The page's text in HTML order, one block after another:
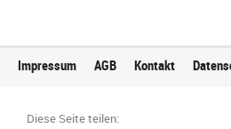
Impressum AGB Kontakt
Diese Seite teilen: